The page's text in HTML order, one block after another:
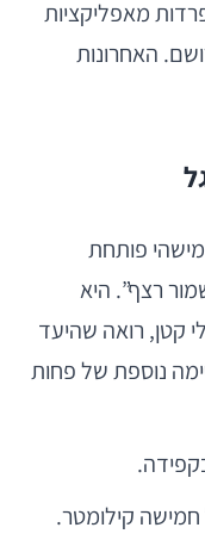
מאפליקציות
האחרונות
פותחת
רצף”. היא
קטן, רואה שהיעד
נוספת של פחות
חמישה קילומטר.